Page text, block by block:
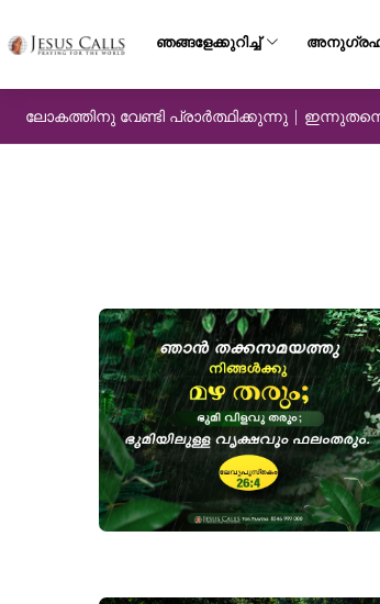
ഞങ്ങളേക്കുറിച്ച് അനുഗ്രഹ
ലോകത്തിനു വേണ്ടി പ്രാർത്ഥിക്കുന്നു |